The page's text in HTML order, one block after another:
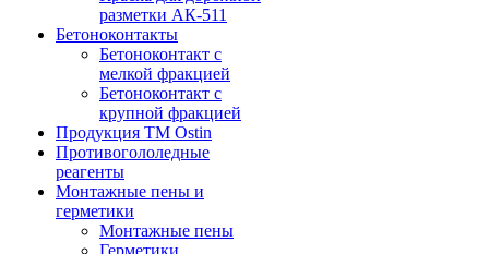
разметки АК-511
Бетоноконтакты
Бетоноконтакт с
мелкой фракцией
Бетоноконтакт с
крупной фракцией
Продукция ТМ Ostin
Противогололедные
реагенты
Монтажные пены и
герметики
Монтажные пены
Герметики